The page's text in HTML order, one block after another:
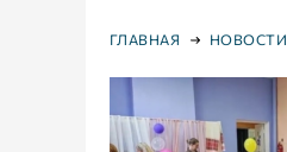
ГЛАВНАЯ НОВОСТИ